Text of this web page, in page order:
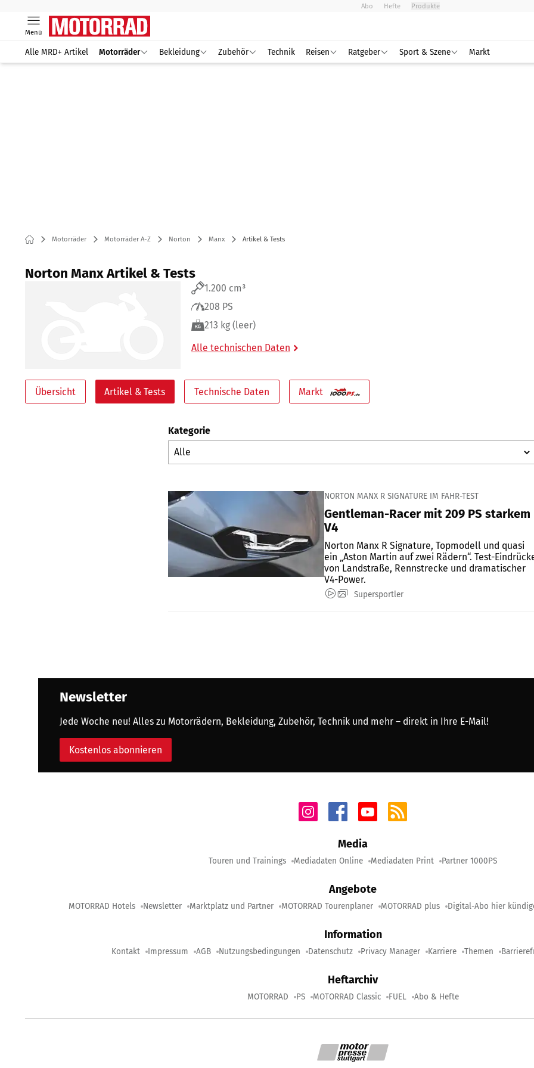
Abo Hefte Produkte
Menü
Alle MRD+ Artikel Motorräder Bekleidung Zubehör Technik Reisen Ratgeber Sport & Szene Markt
Motorräder Motorräder A-Z Norton Manx Artikel & Tests
Norton Manx Artikel & Tests
1.200 cm³
208 PS
213 kg (leer)
Alle technischen Daten
Übersicht Artikel & Tests Technische Daten Markt
Kategorie
NORTON MANX R SIGNATURE IM FAHR-TEST
Gentleman-Racer mit 209 PS starkem
V4
Norton Manx R Signature, Topmodell und quasi
ein „Aston Martin auf zwei Rädern“. Test-
von Landstraße, Rennstrecke und dramatischer
V4-Power.
Supersportler
Newsletter
Jede Woche neu! Alles zu Motorrädern, Bekleidung, Zubehör, Technik und mehr – direkt in Ihre E-Mail!
Kostenlos abonnieren
Media
Touren und Trainings Mediadaten Online Mediadaten Print Partner 1000PS
Angebote
MOTORRAD Hotels Newsletter Marktplatz und Partner MOTORRAD Tourenplaner MOTORRAD plus Digital-Abo hier
Information
Kontakt Impressum AGB Nutzungsbedingungen Datenschutz Privacy Manager Karriere Themen
Heftarchiv
MOTORRAD PS MOTORRAD Classic FUEL Abo & Hefte